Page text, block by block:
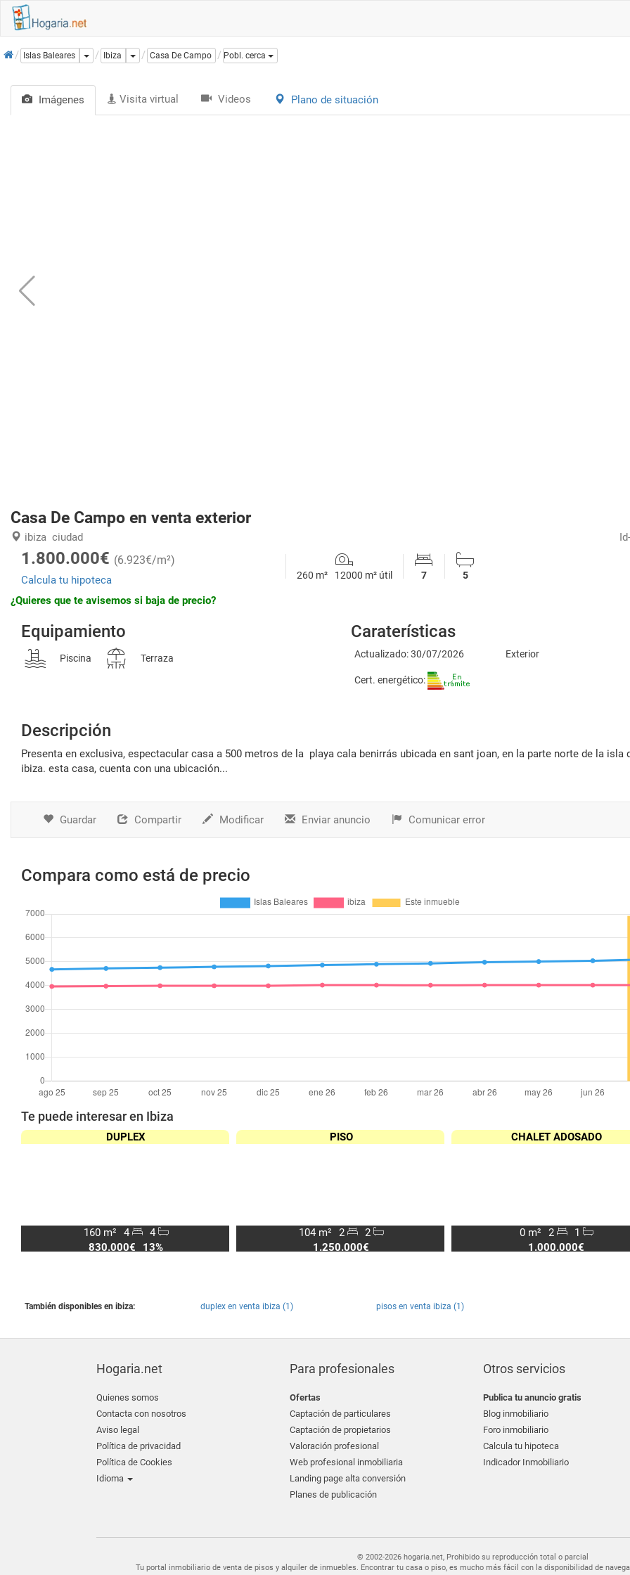
InicioIslas Baleares Dropdown
Ibiza Dropdown
Casa De Campo Pobl. cerca
Imágenes Visita virtual Videos Plano de situación
Casa De Campo en venta exterior
ibiza ciudad
1.800.000€ (6.923€/m²)
Calcula tu hipoteca
260 m² 12000 m² útil 7 5
¿Quieres que te avisemos si baja de precio?
Equipamiento
Piscina Terraza
Caraterísticas
Actualizado: 30/07/2026 Exterior
Cert. energético:
Descripción
presenta en exclusiva, espectacular casa a 500 metros de la playa cala benirrás ubicada en sant joan, en la parte norte de la isla de
ibiza. esta casa, cuenta con una ubicación...
Guardar Compartir Modificar Enviar anuncio Comunicar error
Compara como está de precio
Te puede interesar en Ibiza
DUPLEX
160 m² 4
4
830.000€
13%
PISO
104 m² 2
2
1.250.000€
CHALET ADOSADO
0 m² 2
1
1.000.000€
También disponibles en ibiza: duplex en venta ibiza (1) pisos en venta ibiza (1)
Hogaria.net
Quienes somos
Contacta con nosotros
Aviso legal
Política de privacidad
Política de Cookies
Idioma
Para profesionales
Ofertas
Captación de particulares
Captación de propietarios
Valoración profesional
Web profesional inmobiliaria
Landing page alta conversión
Planes de publicación
Otros servicios
Publica tu anuncio gratis
Blog inmobiliario
Foro inmobiliario
Calcula tu hipoteca
Indicador Inmobiliario
© 2002-2026 hogaria.net, Prohibido su reproducción total o parcial
Tu portal inmobiliario de venta de pisos y alquiler de inmuebles. Encontrar tu casa o piso, es mucho más fácil con la disponibilidad de